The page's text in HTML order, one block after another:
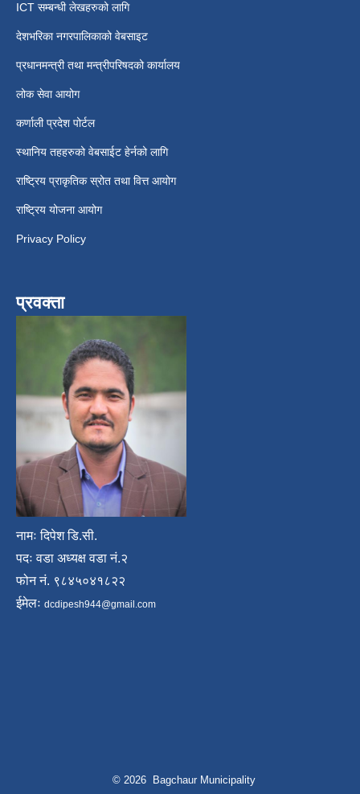
ICT सम्बन्धी लेखहरुको लागि
देशभरिका नगरपालिकाको वेबसाइट
प्रधानमन्त्री तथा मन्त्रीपरिषदको कार्यालय
लोक सेवा आयोग
कर्णाली प्रदेश पोर्टल
स्थानिय तहहरुको वेबसाईट हेर्नको लागि
राष्ट्रिय प्राकृतिक स्रोत तथा वित्त आयोग
राष्ट्रिय योजना आयोग
Privacy Policy
प्रवक्ता
नामः दिपेश डि.सी.
पदः वडा अध्यक्ष वडा नं.२
फोन नं. ९८४५०४१८२२
ईमेलः dcdipesh944@gmail.com
© 2026 Bagchaur Municipality